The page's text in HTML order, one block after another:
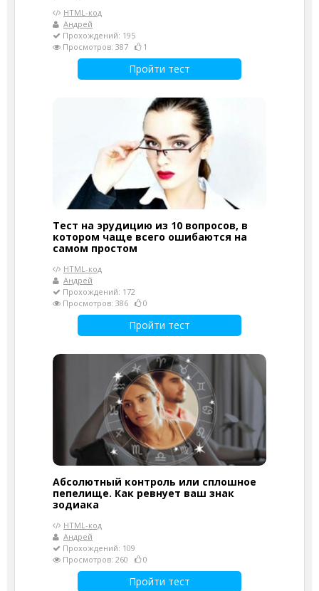
HTML-код
Андрей
Прохождений: 195
Просмотров: 387
1
Пройти тест
Тест на эрудицию из 10 вопросов, в
котором чаще всего ошибаются на
самом простом
HTML-код
Андрей
Прохождений: 172
Просмотров: 386
0
Пройти тест
Абсолютный контроль или сплошное
пепелище. Как ревнует ваш знак
зодиака
HTML-код
Андрей
Прохождений: 109
Просмотров: 260
0
Пройти тест